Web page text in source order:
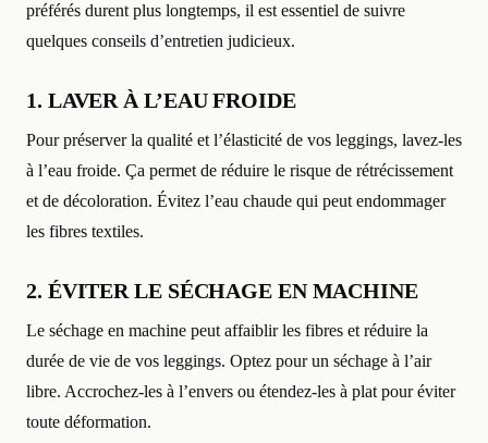
préférés durent plus longtemps, il est essentiel de suivre
quelques conseils d’entretien judicieux.
1. LAVER À L’EAU FROIDE
Pour préserver la qualité et l’élasticité de vos leggings, lavez-les
à l’eau froide. Ça permet de réduire le risque de rétrécissement
et de décoloration. Évitez l’eau chaude qui peut endommager
les fibres textiles.
2. ÉVITER LE SÉCHAGE EN MACHINE
Le séchage en machine peut affaiblir les fibres et réduire la
durée de vie de vos leggings. Optez pour un séchage à l’air
libre. Accrochez-les à l’envers ou étendez-les à plat pour éviter
toute déformation.